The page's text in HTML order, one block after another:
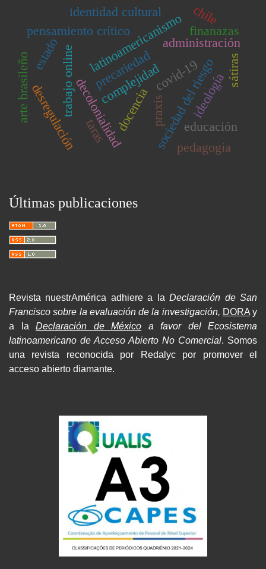
decolonialidadcomplejidad
docenciasociedad del riesgo
trabajo online precariedad
latinoamericanismo
pensamiento crítico
identidad cultural
administración
educación
pedagogía
praxis
desregulación
covid-19ideología
estado
finanazas
chile
taras
sátiras
arte brasileño
Últimas publicaciones
Revista nuestrAmérica adhiere a laDeclaración de San
Francisco sobre la evaluación de la investigación, DORAy
a la Declaración de México a favor del Ecosistema
latinoamericano de Acceso Abierto No Comercial. Somos
una revista reconocida por Redalyc por promover el
acceso abierto diamante.